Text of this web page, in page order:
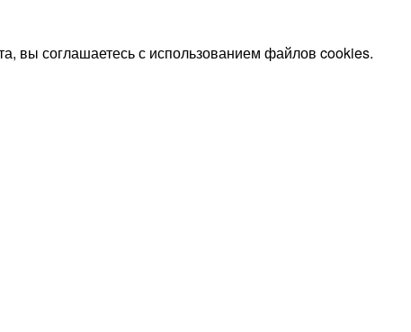
вы соглашаетесь с использованием файлов cookies.